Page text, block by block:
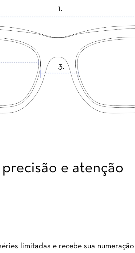
e atenção
limitadas e recebe sua